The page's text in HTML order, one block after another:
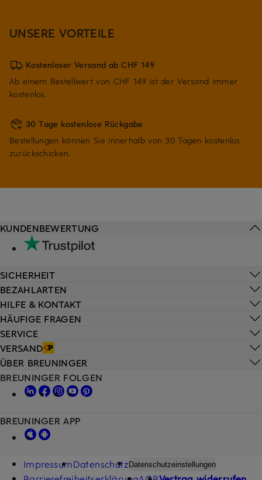
UNSERE VORTEILE
Kostenloser Versand ab CHF 149
Ab einem Bestellwert von CHF 149 ist der Versand immer
kostenlos.
30 Tage kostenlose Rückgabe
Bestellungen können Sie innerhalb von 30 Tagen kostenlos
zurückschicken.
HILFE & KONTAKT
HÄUFIGE FRAGEN
SERVICE
VERSAND
KUNDENBEWERTUNG
SICHERHEIT
BEZAHLARTEN
ÜBER BREUNINGER
BREUNINGER FOLGEN
BREUNINGER APP
ImpressumDatenschutzDatenschutzeinstellungen